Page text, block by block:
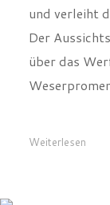
und verleiht
Der
über das
Weiterlesen